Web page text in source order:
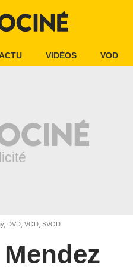
VIDÉOS VOD
DVD, VOD, SVOD